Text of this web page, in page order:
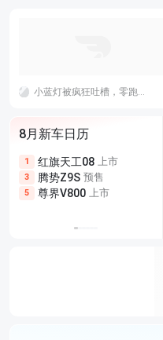
小蓝灯被疯狂吐槽，零跑这家伙最大功劳吧。这完完全全的光污染了～有必要这么夸张吗～
8月新车日历
1 红旗天工08 上市
3 腾势Z9S 预售
5 尊界V800 上市